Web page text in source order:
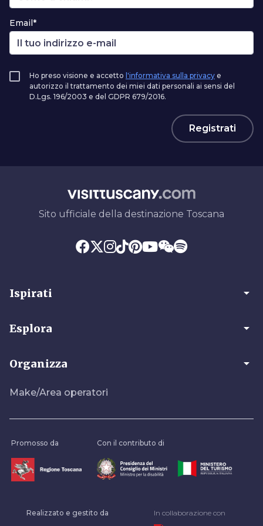
Email*
Ho preso visione e accetto l'informativa sulla privacy e
autorizzo il trattamento dei miei dati personali ai sensi del
D.Lgs. 196/2003 e del GDPR 679/2016.
Registrati
Sito ufficiale della destinazione Toscana
Ispirati arrow_drop_down
Esplora arrow_drop_down
Organizza arrow_drop_down
Make/Area operatori
Promosso da Con il contributo di
Realizzato e gestito da In collaborazione con